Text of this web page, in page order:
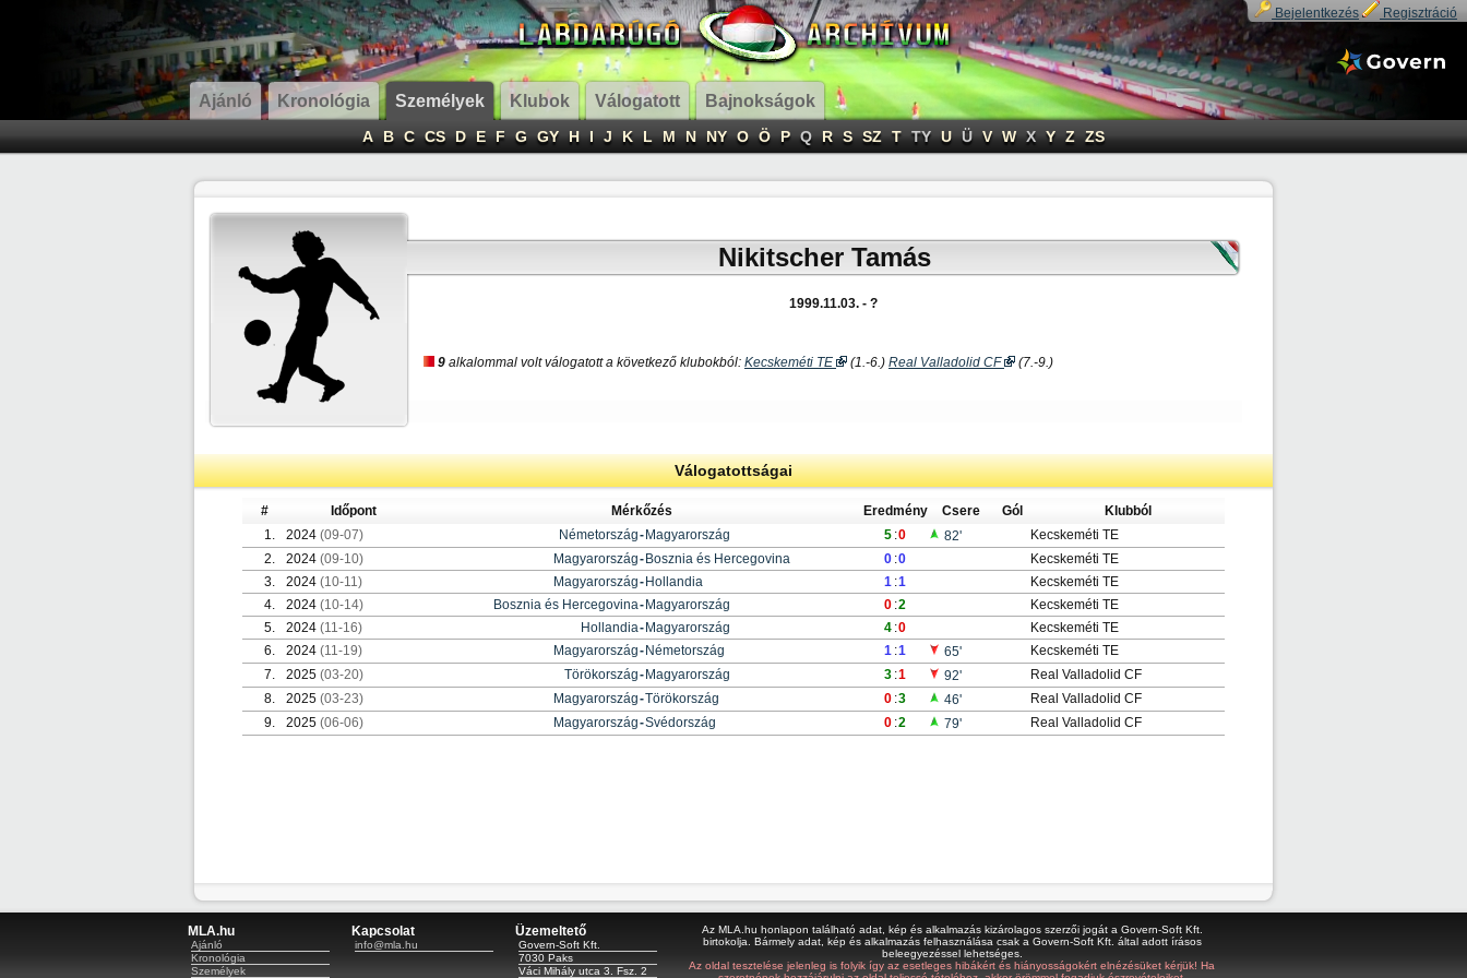
Bejelentkezés Regisztráció
Ajánló Kronológia Személyek Klubok Válogatott Bajnokságok
A B C CS D E F G GY H I J K L M N NY O Ö P Q R S SZ T TY U Ü V W X Y Z ZS
Nikitscher Tamás
1999.11.03. - ?
9 alkalommal volt válogatott a következő klubokból: Kecskeméti TE (1.-6.) Real Valladolid CF (7.-9.)
Válogatottságai
# Időpont Mérkőzés Eredmény Csere Gól
Klubból
1.
2024 (09-07) Németország- Magyarország 5 :0 82'
Kecskeméti TE
2.
2024 (09-10) Magyarország- Bosznia és Hercegovina 0 :0
Kecskeméti TE
3.
2024 (10-11) Magyarország- Hollandia 1 :1
Kecskeméti TE
4.
2024 (10-14) Bosznia és Hercegovina- Magyarország 0 :2
Kecskeméti TE
5.
2024 (11-16) Hollandia- Magyarország 4 :0
Kecskeméti TE
6.
2024 (11-19) Magyarország- Németország 1 :1 65'
Kecskeméti TE
7.
2025 (03-20) Törökország- Magyarország 3 :1 92'
Real Valladolid CF
8.
2025 (03-23) Magyarország-Törökország 0 :3 46'
Real Valladolid CF
9.
2025 (06-06) Magyarország-Svédország 0 :2 79' Real Valladolid CF
MLA.hu
Ajánló
Kronológia
Személyek
Kapcsolat
info@mla.hu
Üzemeltető
Govern-Soft Kft.
7030 Paks
Váci Mihály utca 3. Fsz. 2
Az MLA.hu honlapon található adat, kép és alkalmazás kizárolagos szerzői jogát a Govern-Soft Kft.
birtokolja. Bármely adat, kép és alkalmazás felhasználása csak a Govern-Soft Kft. által adott írásos
beleegyezéssel lehetséges.
Az oldal tesztelése jelenleg is folyik így az esetleges hibákért és hiányosságokért elnézésüket kérjük! Ha